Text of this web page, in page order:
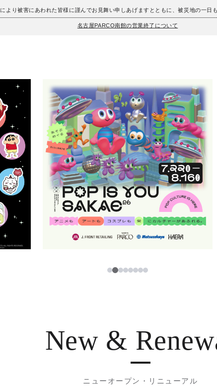
より被害にあわれた皆様に謹んでお見舞い申しあげますとともに、被災地の一日
名古屋PARCO南館の営業終了について
12345678
New &
ニューオープン・リニューアル